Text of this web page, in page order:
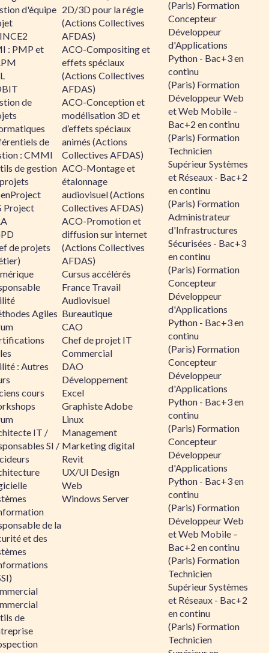
d'équipe
: PMP et
de
de
: CMMI
de gestion
Project
de projets
Agiles
: Autres
cours
IT /
SI /
de la
et des
de
2D/3D pour la régie
(Actions Collectives
AFDAS)
ACO-Compositing et
effets spéciaux
(Actions Collectives
AFDAS)
ACO-Conception et
modélisation 3D et
d’effets spéciaux
animés (Actions
Collectives AFDAS)
ACO-Montage et
étalonnage
audiovisuel (Actions
Collectives AFDAS)
ACO-Promotion et
diffusion sur internet
(Actions Collectives
AFDAS)
Cursus accélérés
France Travail
Audiovisuel
Bureautique
CAO
Chef de projet IT
Commercial
DAO
Développement
Excel
Graphiste Adobe
Linux
Management
Marketing digital
Revit
UX/UI Design
Web
Windows Server
(Paris) Formation
Concepteur
Développeur
d'Applications
Python - Bac+3 en
continu
(Paris) Formation
Développeur Web
et Web Mobile –
Bac+2 en continu
(Paris) Formation
Technicien
Supérieur Systèmes
et Réseaux - Bac+2
en continu
(Paris) Formation
Administrateur
d'Infrastructures
Sécurisées - Bac+3
en continu
(Paris) Formation
Concepteur
Développeur
d'Applications
Python - Bac+3 en
continu
(Paris) Formation
Concepteur
Développeur
d'Applications
Python - Bac+3 en
continu
(Paris) Formation
Concepteur
Développeur
d'Applications
Python - Bac+3 en
continu
(Paris) Formation
Développeur Web
et Web Mobile –
Bac+2 en continu
(Paris) Formation
Technicien
Supérieur Systèmes
et Réseaux - Bac+2
en continu
(Paris) Formation
Technicien